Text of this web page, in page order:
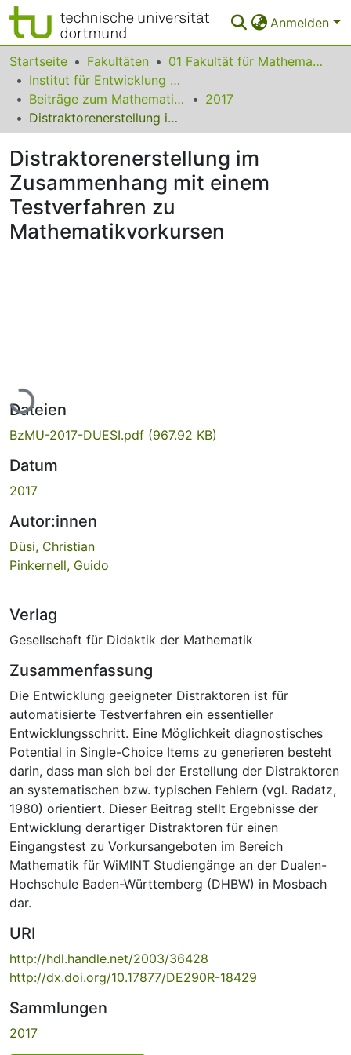
Anmelden
Bereiche & Sammlungen
Das gesamte Repositorium
Statistiken
FAQ
Leitlinien
Zurück zur Startseite
Startseite Fakultäten
01 Fakultät für Mathematik
Institut für Entwicklung und Erforschung des Mathematikunterrichts
Beiträge zum Mathematikunterricht
2017
Distraktorenerstellung im Zusammenhang mit einem Testverfahren zu Mathematikvorkursen
Distraktorenerstellung im
Zusammenhang mit einem
Testverfahren zu
Mathematikvorkursen
Lade...
Dateien
BzMU-2017-DUESI.pdf (967.92 KB)
Datum
2017
Autor:innen
Düsi, Christian
Pinkernell, Guido
Verlag
Gesellschaft für Didaktik der Mathematik
Zusammenfassung
Die Entwicklung geeigneter Distraktoren ist für
automatisierte Testverfahren ein essentieller
Entwicklungsschritt. Eine Möglichkeit diagnostisches
Potential in Single-Choice Items zu generieren besteht
darin, dass man sich bei der Erstellung der Distraktoren
an systematischen bzw. typischen Fehlern (vgl. Radatz,
1980) orientiert. Dieser Beitrag stellt Ergebnisse der
Entwicklung derartiger Distraktoren für einen
Eingangstest zu Vorkursangeboten im Bereich
Mathematik für WiMINT Studiengänge an der Dualen-
Hochschule Baden-Württemberg (DHBW) in Mosbach
dar.
URI
http://hdl.handle.net/2003/36428
http://dx.doi.org/10.17877/DE290R-18429
Sammlungen
2017